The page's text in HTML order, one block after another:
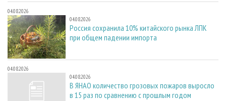
04.08.2026
04.08.2026
Россия сохранила 10% китайского рынка ЛПК
при общем падении импорта
04.08.2026
04.08.2026
В ЯНАО количество грозовых пожаров выросло
в 15 раз по сравнению с прошлым годом